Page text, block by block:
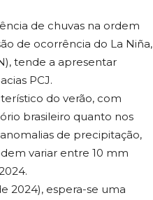
de chuvas na ordem
de ocorrência do La Niña,
tende a apresentar
PCJ.
do verão, com
brasileiro quanto nos
de precipitação,
variar entre 10 mm
2024), espera-se uma